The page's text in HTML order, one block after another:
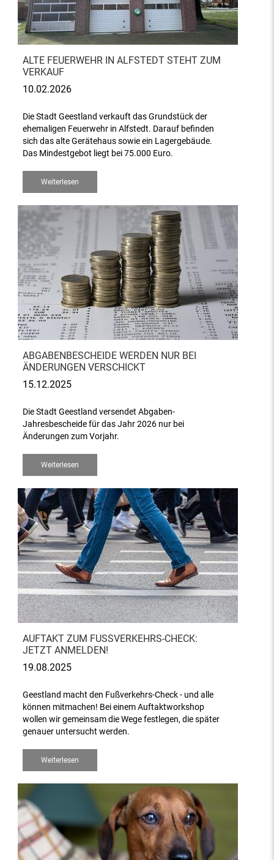
ALTE FEUERWEHR IN ALFSTEDT STEHT ZUM
VERKAUF
10.02.2026
Die Stadt Geestland verkauft das Grundstück der
ehemaligen Feuerwehr in Alfstedt. Darauf befinden
sich das alte Gerätehaus sowie ein Lagergebäude.
Das Mindestgebot liegt bei 75.000 Euro.
Weiterlesen
ABGABENBESCHEIDE WERDEN NUR BEI
ÄNDERUNGEN VERSCHICKT
15.12.2025
Die Stadt Geestland versendet Abgaben-
Jahresbescheide für das Jahr 2026 nur bei
Änderungen zum Vorjahr.
Weiterlesen
AUFTAKT ZUM FUSSVERKEHRS-CHECK: J
ETZT ANMELDEN!
19.08.2025
Geestland macht den Fußverkehrs-Check - und alle
können mitmachen! Bei einem Auftaktworkshop
wollen wir gemeinsam die Wege festlegen, die später
genauer untersucht werden.
Weiterlesen